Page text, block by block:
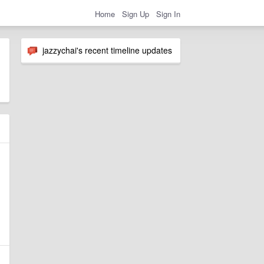
Home Sign Up Sign In
jazzychai's recent timeline updates